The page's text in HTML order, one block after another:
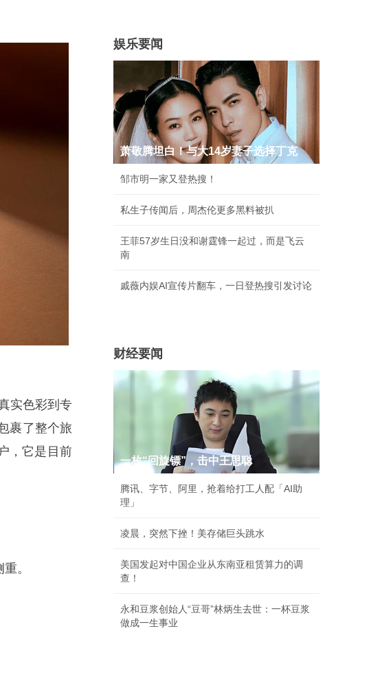
实色彩到专
裹了整个旅
，它是目前
。
娱乐要闻
萧敬腾坦白！与大14岁妻子选择丁克
邹市明一家又登热搜！
私生子传闻后，周杰伦更多黑料被扒
王菲57岁生日没和谢霆锋一起过，而是飞云
南
戚薇内娱AI宣传片翻车，一日登热搜引发讨论
财经要闻
一枚“回旋镖”，击中王思聪
腾讯、字节、阿里，抢着给打工人配「AI助
理」
凌晨，突然下挫！美存储巨头跳水
美国发起对中国企业从东南亚租赁算力的调
查！
永和豆浆创始人“豆哥”林炳生去世：一杯豆浆
做成一生事业